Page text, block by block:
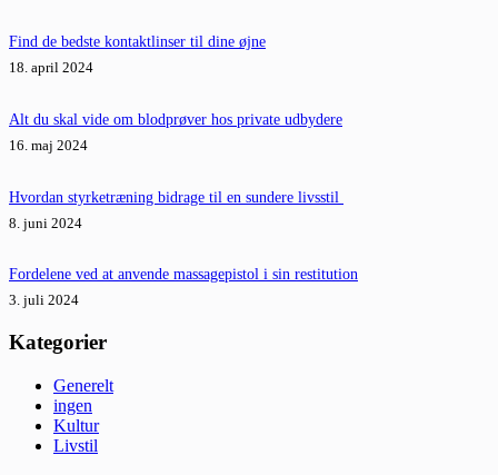
Find de bedste kontaktlinser til dine øjne
18. april 2024
Alt du skal vide om blodprøver hos private udbydere
16. maj 2024
Hvordan styrketræning bidrage til en sundere livsstil
8. juni 2024
Fordelene ved at anvende massagepistol i sin restitution
3. juli 2024
Kategorier
Generelt
ingen
Kultur
Livstil